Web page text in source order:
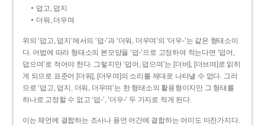
덥고, 덥지
더워, 더우며
위의 ‘덥고, 덥지’에서의 ‘덥-­’과 ‘더워, 더우며’의 ‘더우-­’는 같은 형태소이
다. 어법에 따라 형태소의 본모양을 ‘덥-­’으로 고정하여 적는다면 ‘덥어,
덥으며’로 적어야 한다. 그렇지만 ‘덥어, 덥으며’는 [더버], [더브며]로 읽히
게 되므로 표준어 [더워], [더우며]의 소리를 제대로 나타낼 수 없다. 그러
므로 ‘덥고, 덥지, 더워, 더우며’는 한 형태소의 활용형이지만 그 형태를
하나로 고정할 수 없고 ‘덥-’, ‘더우-’ 두 가지로 적게 된다.
이는 체언에 결합하는 조사나 용언 어간에 결합하는 어미도 마찬가지다.